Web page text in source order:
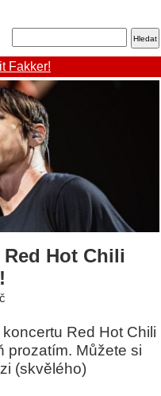
Fakker!
Hot Chili
Red Hot Chili
prozatím. Můžete si
(skvělého)